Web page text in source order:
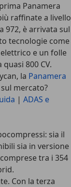
Panamera
raffinate a livello
972, è arrivata sul
tecnologie come
e un folle
800 CV.
la Panamera
mercato?
| ADAS e
sia il
sia in versione
tra i 354
Con la terza